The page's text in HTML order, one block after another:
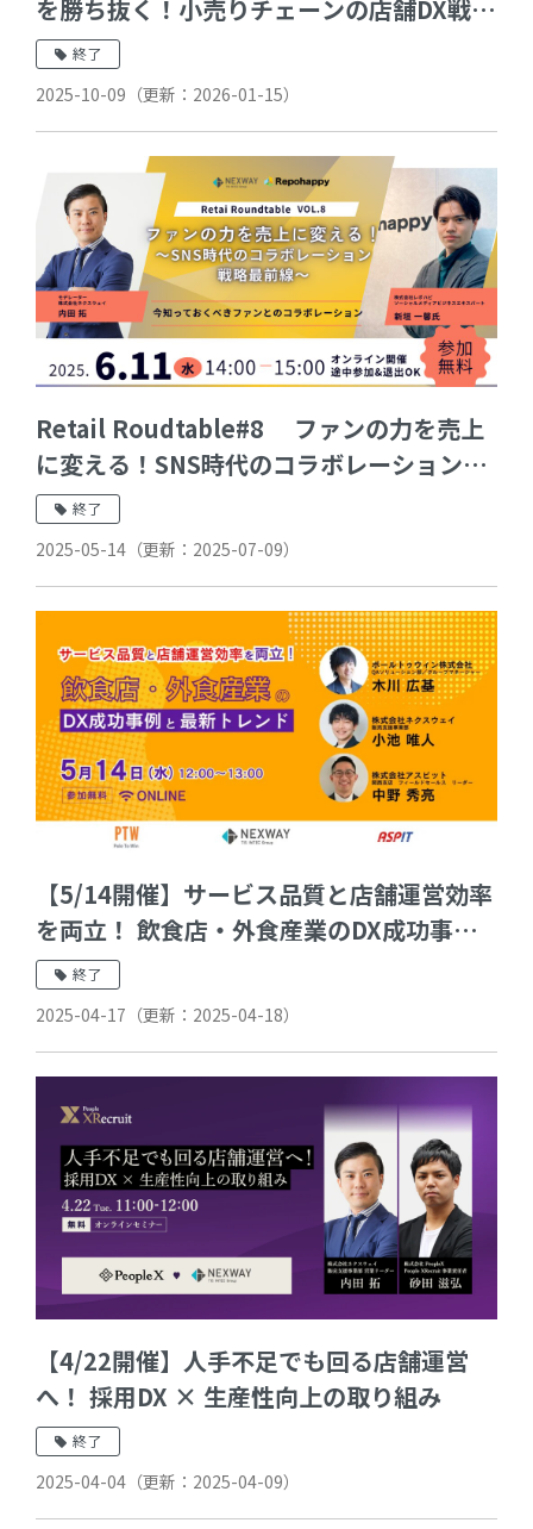
を勝ち抜く！小売りチェーンの店舗DX戦略
セミナー
終了
2025-10-09 （更新： 2026-01-15）
Retail Roudtable#8 ファンの力を売上
に変える！SNS時代のコラボレーション戦
略最前線
終了
2025-05-14 （更新： 2025-07-09）
【5/14開催】サービス品質と店舗運営効率
を両立！ 飲食店・外食産業のDX成功事例
と最新トレンド
終了
2025-04-17 （更新： 2025-04-18）
【4/22開催】人手不足でも回る店舗運営
へ！ 採用DX × 生産性向上の取り組み
終了
2025-04-04 （更新： 2025-04-09）